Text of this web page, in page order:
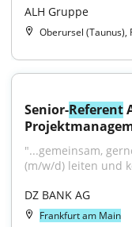
ALH Gruppe
Oberursel (Taunus),
Senior-Referent
"...gemeinsam,
(m/w/d) leiten und
DZ BANK AG
Frankfurt am Main